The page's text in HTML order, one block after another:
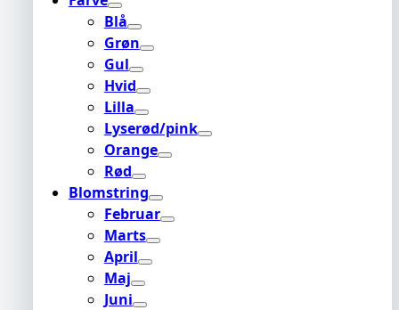
Blå
Grøn
Gul
Hvid
Lilla
Lyserød/pink
Orange
Rød
Blomstring
Februar
Marts
April
Maj
Juni